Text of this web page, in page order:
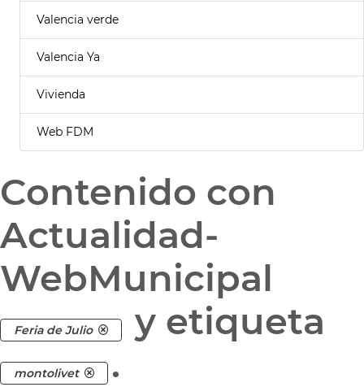
Valencia verde
Valencia Ya
Vivienda
Web FDM
Contenido con
Actualidad-
WebMunicipal
Feria de Julio y etiqueta
montolivet .